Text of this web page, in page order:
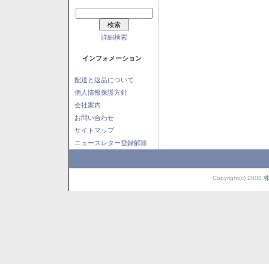
詳細検索
インフォメーション
配送と返品について
個人情報保護方針
会社案内
お問い合わせ
サイトマップ
ニュースレター登録解除
Copyright(c) 2008